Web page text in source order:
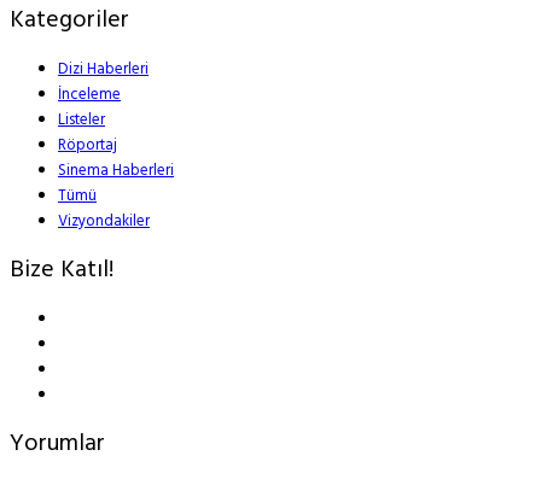
Kategoriler
Dizi Haberleri
İnceleme
Listeler
Röportaj
Sinema Haberleri
Tümü
Vizyondakiler
Bize Katıl!
Yorumlar